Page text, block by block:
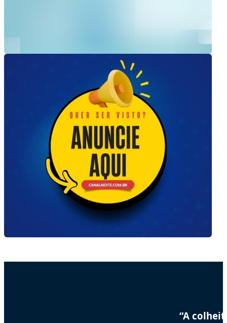
“A